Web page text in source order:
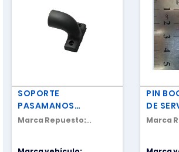
SOPORTE
PASAMANOS
SANFONA
Marca Repuesto:
PIN
DE
Marca